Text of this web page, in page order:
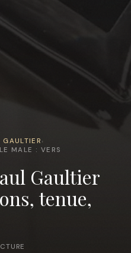
›
MALE : VERS
Gaultier
tenue,